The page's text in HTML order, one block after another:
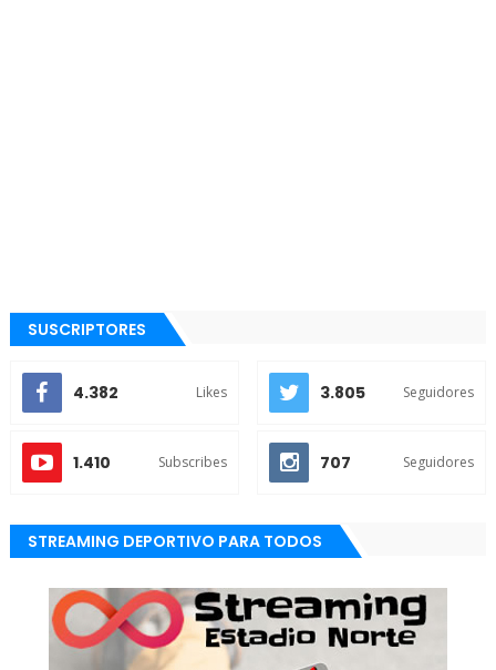
SUSCRIPTORES
4.382 Likes 3.805 Seguidores
1.410 Subscribes 707 Seguidores
STREAMING DEPORTIVO PARA TODOS